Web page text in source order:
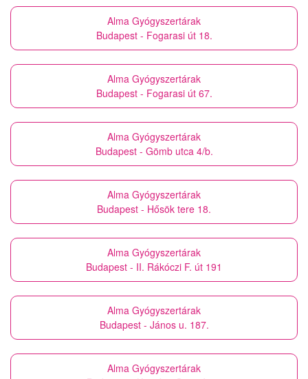
Alma Gyógyszertárak
Budapest - Fogarasi út 18.
Alma Gyógyszertárak
Budapest - Fogarasi út 67.
Alma Gyógyszertárak
Budapest - Gömb utca 4/b.
Alma Gyógyszertárak
Budapest - Hősök tere 18.
Alma Gyógyszertárak
Budapest - II. Rákóczi F. út 191
Alma Gyógyszertárak
Budapest - János u. 187.
Alma Gyógyszertárak